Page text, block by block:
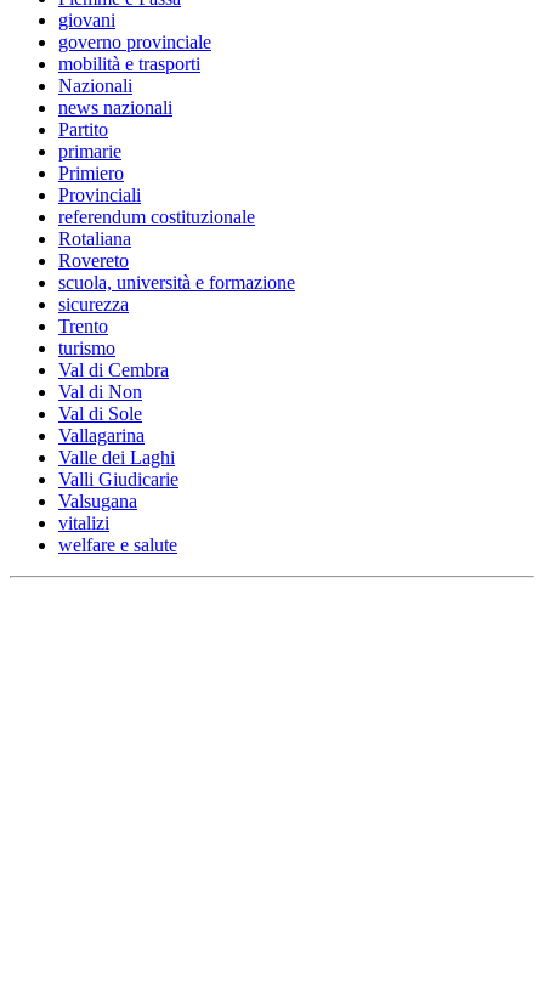
giovani
governo provinciale
mobilità e trasporti
Nazionali
news nazionali
Partito
primarie
Primiero
Provinciali
referendum costituzionale
Rotaliana
Rovereto
scuola, università e formazione
sicurezza
Trento
turismo
Val di Cembra
Val di Non
Val di Sole
Vallagarina
Valle dei Laghi
Valli Giudicarie
Valsugana
vitalizi
welfare e salute